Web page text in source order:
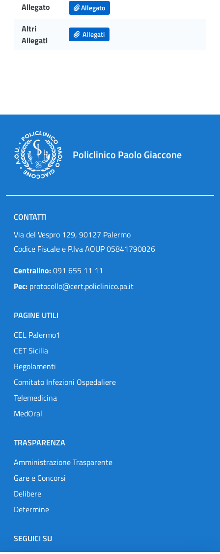
Allegato Allegato
Altri
Allegati
Allegati
Policlinico Paolo Giaccone
CONTATTI
Via del Vespro 129, 90127 Palermo
Codice Fiscale e P.Iva AOUP 05841790826
Centralino:091 655 11 11
Pec: protocollo@cert.policlinico.pa.it
PAGINE UTILI
CEL Palermo1
CET Sicilia
Regolamenti
Comitato Infezioni Ospedaliere
Telemedicina
MedOral
TRASPARENZA
Amministrazione Trasparente
Gare e Concorsi
Delibere
Determine
SEGUICI SU